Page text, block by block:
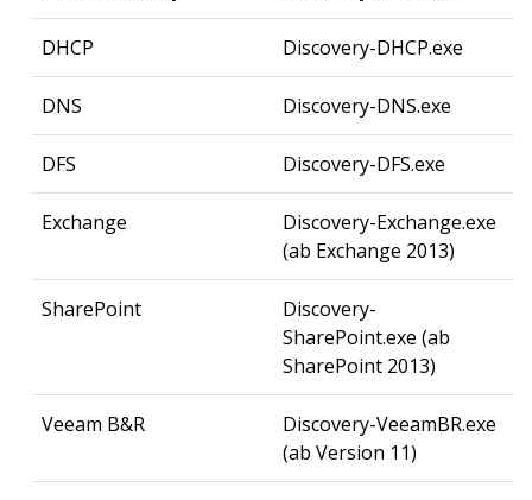
DHCP Discovery-DHCP.exe
DNS Discovery-DNS.exe
DFS Discovery-DFS.exe
Exchange
Discovery-Exchange.exe
(ab Exchange 2013)
SharePoint
Discovery-
SharePoint.exe (ab
SharePoint 2013)
Veeam B&R
Discovery-VeeamBR.exe
(ab Version 11)